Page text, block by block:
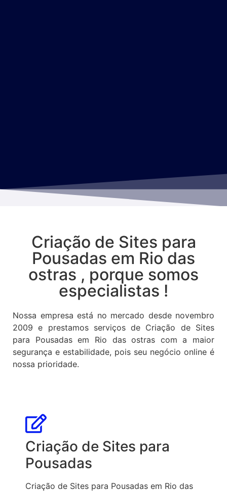
Criação de Sites para
Pousadas em Rio das
ostras , porque somos
especialistas !
Nossa empresa está no mercado desde novembro
2009 e prestamos serviços de Criação de Sites
para Pousadas em Rio das ostras com a maior
segurança e estabilidade, pois seu negócio online é
nossa prioridade.
Criação de Sites para
Pousadas
Criação de Sites para Pousadas em Rio das